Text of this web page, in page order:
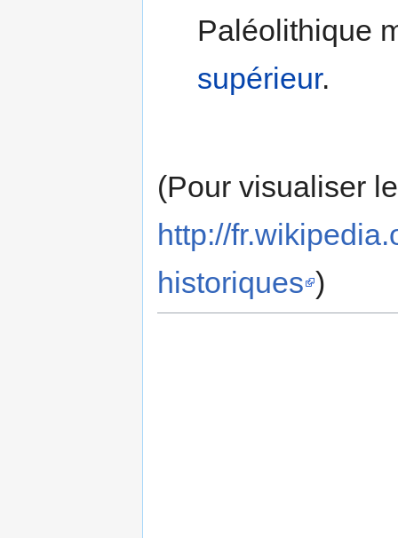
Paléolithique
supérieur.
(Pour visualiser
http://
historiques )